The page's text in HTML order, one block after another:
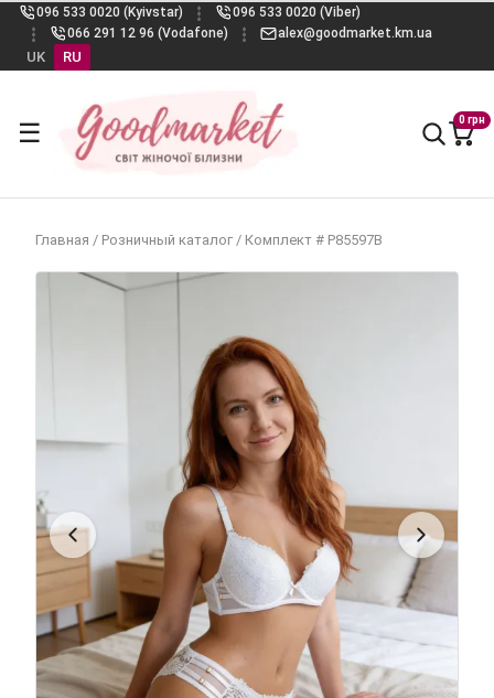
096 533 0020 (Kyivstar)
096 533 0020 (Viber)
066 291 12 96 (Vodafone)
alex@goodmarket.km.ua
UK RU
☰ 0 грн
Главная / Розничный каталог / Комплект # Р85597В